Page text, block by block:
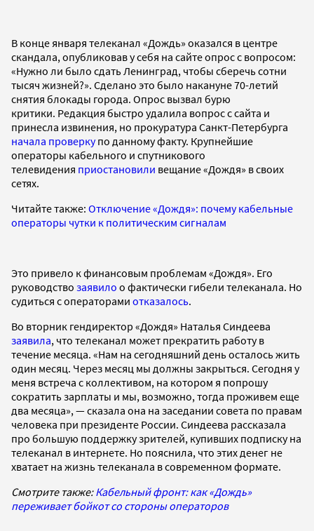
В конце января телеканал «Дождь» оказался в центре
скандала, опубликовав у себя на сайте опрос с вопросом:
«Нужно ли было сдать Ленинград, чтобы сберечь сотни
тысяч жизней?». Сделано это было накануне 70-летий
снятия блокады города. Опрос вызвал бурю
критики. Редакция быстро удалила вопрос с сайта и
принесла извинения, но прокуратура Санкт-Петербурга
начала проверкупо данному факту. Крупнейшие
операторы кабельного и спутникового
телевидения приостановили вещание «Дождя» в своих
сетях.
Читайте также: Отключение «Дождя»: почему кабельные
операторы чутки к политическим сигналам
Это привело к финансовым проблемам «Дождя». Его
руководство заявило о фактически гибели телеканала. Но
судиться с операторами отказалось.
Во вторник гендиректор «Дождя» Наталья Синдеева
заявила, что телеканал может прекратить работу в
течение месяца. «Нам на сегодняшний день осталось жить
один месяц. Через месяц мы должны закрыться. Сегодня у
меня встреча с коллективом, на котором я попрошу
сократить зарплаты и мы, возможно, тогда проживем еще
два месяца», — сказала она на заседании совета по правам
человека при президенте России. Синдеева рассказала
про большую поддержку зрителей, купивших подписку на
телеканал в интернете. Но пояснила, что этих денег не
хватает на жизнь телеканала в современном формате.
Смотрите также:Кабельный фронт: как «Дождь»
переживает бойкот со стороны операторов